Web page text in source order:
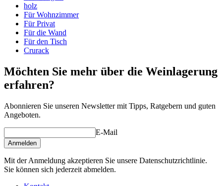
Breite (cm) 46
Tiefe (cm)32
Gewicht (kg)10
holz
Für Wohnzimmer
Für Privat
Für die Wand
Für den Tisch
Crurack
Möchten Sie mehr über die Weinlagerung
erfahren?
Abonnieren Sie unseren Newsletter mit Tipps, Ratgebern und guten
Angeboten.
E-Mail
Anmelden
Mit der Anmeldung akzeptieren Sie unsere Datenschutzrichtlinie.
Sie können sich jederzeit abmelden.